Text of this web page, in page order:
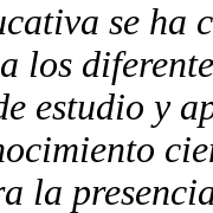
se ha
los
estudio y
la